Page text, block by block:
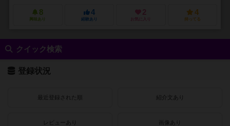
8
興味あり
4
経験あり
2
お気に入り
4
持ってる
クイック検索
登録状況
最近登録された順 紹介文あり
レビューあり 画像あり